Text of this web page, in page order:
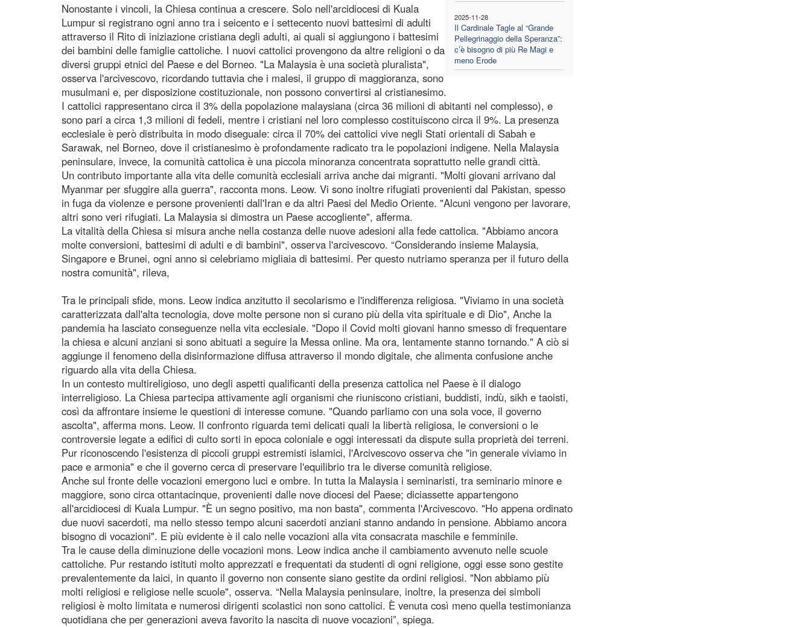
2025-11-28
Il Cardinale Tagle al “Grande
Pellegrinaggio della Speranza”:
c’è bisogno di più Re Magi e
meno Erode
Nonostante i vincoli, la Chiesa continua a crescere. Solo nell'arcidiocesi di Kuala
Lumpur si registrano ogni anno tra i seicento e i settecento nuovi battesimi di adulti
attraverso il Rito di iniziazione cristiana degli adulti, ai quali si aggiungono i battesimi
dei bambini delle famiglie cattoliche. I nuovi cattolici provengono da altre religioni o da
diversi gruppi etnici del Paese e del Borneo. "La Malaysia è una società pluralista",
osserva l'arcivescovo, ricordando tuttavia che i malesi, il gruppo di maggioranza, sono
musulmani e, per disposizione costituzionale, non possono convertirsi al cristianesimo.
I cattolici rappresentano circa il 3% della popolazione malaysiana (circa 36 milioni di abitanti nel complesso), e
sono pari a circa 1,3 milioni di fedeli, mentre i cristiani nel loro complesso costituiscono circa il 9%. La presenza
ecclesiale è però distribuita in modo diseguale: circa il 70% dei cattolici vive negli Stati orientali di Sabah e
Sarawak, nel Borneo, dove il cristianesimo è profondamente radicato tra le popolazioni indigene. Nella Malaysia
peninsulare, invece, la comunità cattolica è una piccola minoranza concentrata soprattutto nelle grandi città.
Un contributo importante alla vita delle comunità ecclesiali arriva anche dai migranti. "Molti giovani arrivano dal
Myanmar per sfuggire alla guerra", racconta mons. Leow. Vi sono inoltre rifugiati provenienti dal Pakistan, spesso
in fuga da violenze e persone provenienti dall'Iran e da altri Paesi del Medio Oriente. "Alcuni vengono per lavorare,
altri sono veri rifugiati. La Malaysia si dimostra un Paese accogliente", afferma.
La vitalità della Chiesa si misura anche nella costanza delle nuove adesioni alla fede cattolica. "Abbiamo ancora
molte conversioni, battesimi di adulti e di bambini", osserva l'arcivescovo. “Considerando insieme Malaysia,
Singapore e Brunei, ogni anno si celebriamo migliaia di battesimi. Per questo nutriamo speranza per il futuro della
nostra comunità", rileva,
Tra le principali sfide, mons. Leow indica anzitutto il secolarismo e l'indifferenza religiosa. "Viviamo in una società
caratterizzata dall'alta tecnologia, dove molte persone non si curano più della vita spirituale e di Dio", Anche la
pandemia ha lasciato conseguenze nella vita ecclesiale. "Dopo il Covid molti giovani hanno smesso di frequentare
la chiesa e alcuni anziani si sono abituati a seguire la Messa online. Ma ora, lentamente stanno tornando." A ciò si
aggiunge il fenomeno della disinformazione diffusa attraverso il mondo digitale, che alimenta confusione anche
riguardo alla vita della Chiesa.
In un contesto multireligioso, uno degli aspetti qualificanti della presenza cattolica nel Paese è il dialogo
interreligioso. La Chiesa partecipa attivamente agli organismi che riuniscono cristiani, buddisti, indù, sikh e taoisti,
così da affrontare insieme le questioni di interesse comune. "Quando parliamo con una sola voce, il governo
ascolta", afferma mons. Leow. Il confronto riguarda temi delicati quali la libertà religiosa, le conversioni o le
controversie legate a edifici di culto sorti in epoca coloniale e oggi interessati da dispute sulla proprietà dei terreni.
Pur riconoscendo l'esistenza di piccoli gruppi estremisti islamici, l'Arcivescovo osserva che "in generale viviamo in
pace e armonia" e che il governo cerca di preservare l'equilibrio tra le diverse comunità religiose.
Anche sul fronte delle vocazioni emergono luci e ombre. In tutta la Malaysia i seminaristi, tra seminario minore e
maggiore, sono circa ottantacinque, provenienti dalle nove diocesi del Paese; diciassette appartengono
all'arcidiocesi di Kuala Lumpur. "È un segno positivo, ma non basta", commenta l'Arcivescovo. "Ho appena ordinato
due nuovi sacerdoti, ma nello stesso tempo alcuni sacerdoti anziani stanno andando in pensione. Abbiamo ancora
bisogno di vocazioni". E più evidente è il calo nelle vocazioni alla vita consacrata maschile e femminile.
Tra le cause della diminuzione delle vocazioni mons. Leow indica anche il cambiamento avvenuto nelle scuole
cattoliche. Pur restando istituti molto apprezzati e frequentati da studenti di ogni religione, oggi esse sono gestite
prevalentemente da laici, in quanto il governo non consente siano gestite da ordini religiosi. "Non abbiamo più
molti religiosi e religiose nelle scuole", osserva. “Nella Malaysia peninsulare, inoltre, la presenza dei simboli
religiosi è molto limitata e numerosi dirigenti scolastici non sono cattolici. È venuta così meno quella testimonianza
quotidiana che per generazioni aveva favorito la nascita di nuove vocazioni”, spiega.